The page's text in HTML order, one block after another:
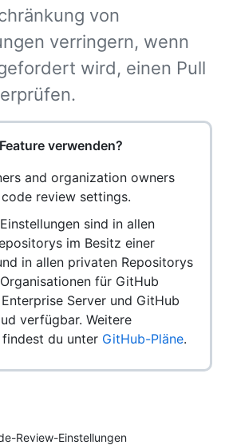
von
verringern, wenn
wird, einen Pull
verwenden?
and organization owners
review settings.
sind in allen
im Besitz einer
in allen privaten Repositorys
für GitHub
Server und GitHub
verfügbar. Weitere
du unter GitHub-Pläne.
Review-Einstellungen